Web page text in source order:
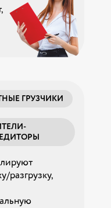
ГРУЗЧИКИ
разгрузку,